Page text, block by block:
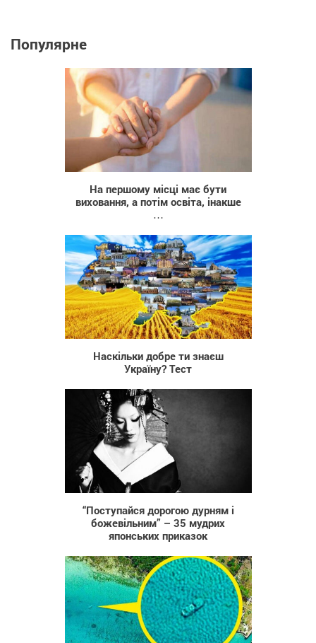
Популярне
На першому місці має бути
виховання, а потім освіта, інакше
…
5 928
Наскільки добре ти знаєш
Україну? Тест
“Поступайся дорогою дурням і
божевільним” – 35 мудрих
японських приказок